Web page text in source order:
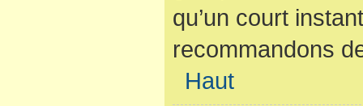
qu’un court
recommandons
Haut